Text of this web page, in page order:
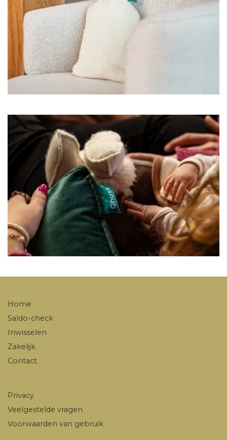
Home
Saldo-check
Inwisselen
Zakelijk
Contact
Privacy
Veelgestelde vragen
Voorwaarden van gebruik